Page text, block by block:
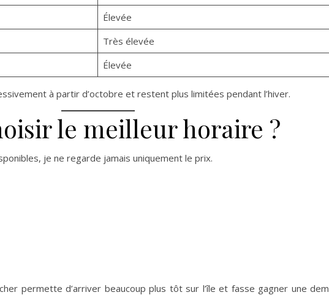
Élevée
Très élevée
Élevée
à partir d’octobre et restent plus limitées pendant l’hiver.
le meilleur horaire ?
je ne regarde jamais uniquement le prix.
permette d’arriver beaucoup plus tôt sur l’île et fasse gagner une